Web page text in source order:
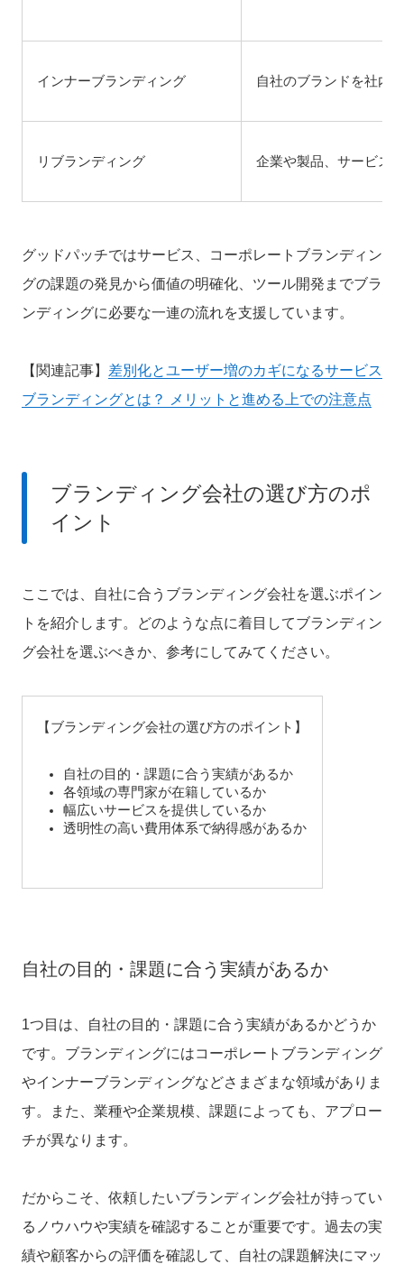
インナーブランディング 自社のブランドを社内
リブランディング 企業や製品、サービス
グッドパッチではサービス、コーポレートブランディン
グの課題の発見から価値の明確化、ツール開発までブラ
ンディングに必要な一連の流れを支援しています。
【関連記事】 差別化とユーザー増のカギになるサービス
ブランディングとは？ メリットと進める上での注意点
ブランディング会社の選び方のポ
イント
ここでは、自社に合うブランディング会社を選ぶポイン
トを紹介します。どのような点に着目してブランディン
グ会社を選ぶべきか、参考にしてみてください。
【ブランディング会社の選び方のポイント】
自社の目的・課題に合う実績があるか
各領域の専門家が在籍しているか
幅広いサービスを提供しているか
透明性の高い費用体系で納得感があるか
自社の目的・課題に合う実績があるか
1つ目は、自社の目的・課題に合う実績があるかどうか
です。ブランディングにはコーポレートブランディング
やインナーブランディングなどさまざまな領域がありま
す。また、業種や企業規模、課題によっても、アプロー
チが異なります。
だからこそ、 依頼したいブランディング会社が持ってい
るノウハウや実績を確認する ことが重要です。過去の実
績や顧客からの評価を確認して、自社の課題解決にマッ